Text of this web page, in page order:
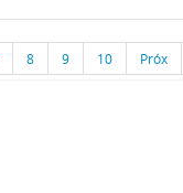
8 9 10 Próx